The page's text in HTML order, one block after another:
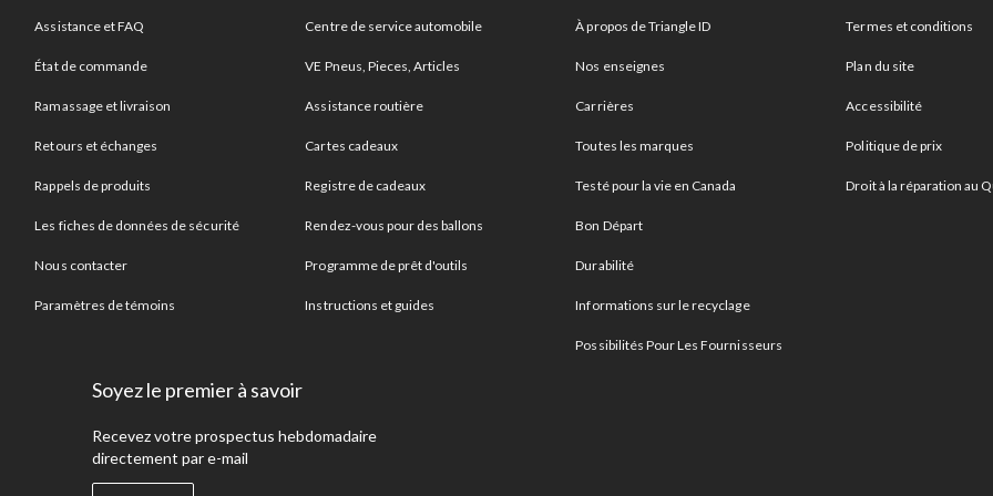
Assistance et FAQ
État de commande
Ramassage et livraison
Retours et échanges
Rappels de produits
Les fiches de données de sécurité
Nous contacter
Paramètres de témoins
Centre de service automobile
VE Pneus, Pieces, Articles
Assistance routière
Cartes cadeaux
Registre de cadeaux
Rendez-vous pour des ballons
Programme de prêt d'outils
Instructions et guides
À propos de Triangle ID
Nos enseignes
Carrières
Toutes les marques
Testé pour la vie en Canada
Bon Départ
Durabilité
Informations sur le recyclage
Possibilités Pour Les Fournisseurs
Termes et conditions
Plan du site
Accessibilité
Politique de prix
Droit à la réparation au
Soyez le premier à savoir
Recevez votre prospectus hebdomadaire
directement par e-mail